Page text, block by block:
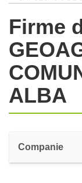
Firme
ALBA
Companie